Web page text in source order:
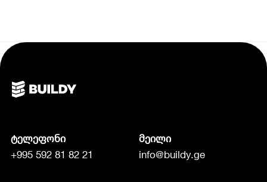
ტელეფონი
+995 592 81 82 21
მეილი
info@buildy.ge